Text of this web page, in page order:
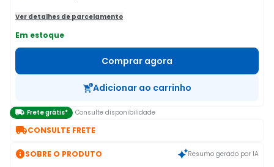
Ver detalhes de parcelamento
Em estoque
Comprar agora
Adicionar ao carrinho
 Frete grátis* Consulte disponibilidade
CONSULTE FRETE
SOBRE O PRODUTO Resumo gerado por IA